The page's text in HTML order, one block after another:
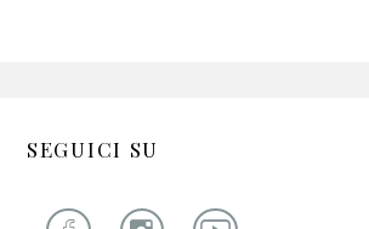
SEGUICI SU